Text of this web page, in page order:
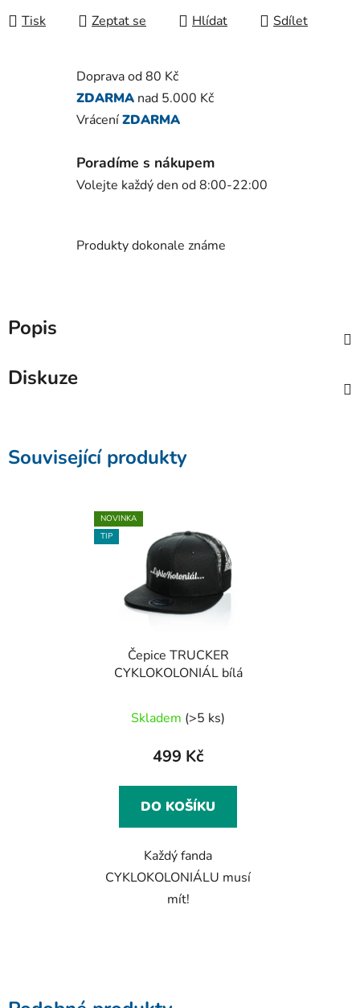
Tisk Zeptat se Hlídat Sdílet
Doprava od 80 Kč
ZDARMA nad 5.000 Kč
VráceníZDARMA
Poradíme s nákupem
Volejte každý den od 8:00-22:00
Produkty dokonale známe
Popis
Diskuze
Související produkty
NOVINKA
TIP
Čepice TRUCKER
CYKLOKOLONIÁL bílá
Skladem (>5 ks)
499 Kč
DO KOŠÍKU
Každý fanda
CYKLOKOLONIÁLU musí
mít!